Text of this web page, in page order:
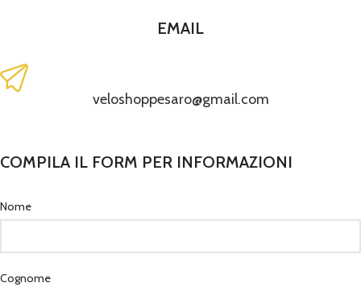
EMAIL
veloshoppesaro@gmail.com
COMPILA IL FORM PER INFORMAZIONI
Nome
Cognome